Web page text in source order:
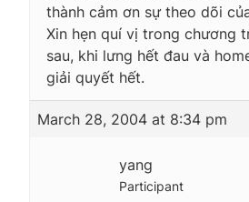
thành cảm ơn sự theo dõi
Xin hẹn quí vị trong chương
sau, khi lưng hết đau và
giải quyết hết.
March 28, 2004 at 8:34 pm
yang
Participant